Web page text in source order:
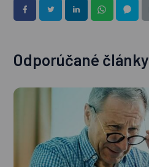
Odporúčané články